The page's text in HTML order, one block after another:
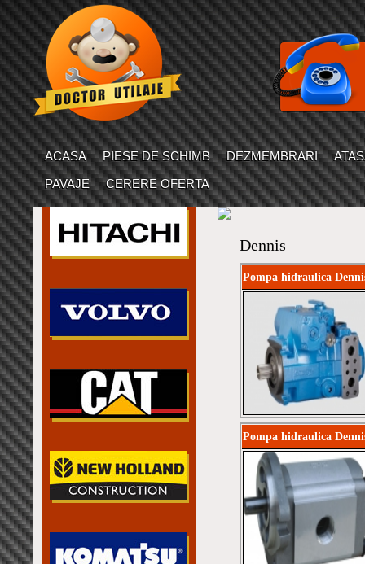
ACASA PIESE DE SCHIMB DEZMEMBRARI
PAVAJE
CERERE OFERTA
Dennis
Pompa hidraulica
Pompa hidraulica